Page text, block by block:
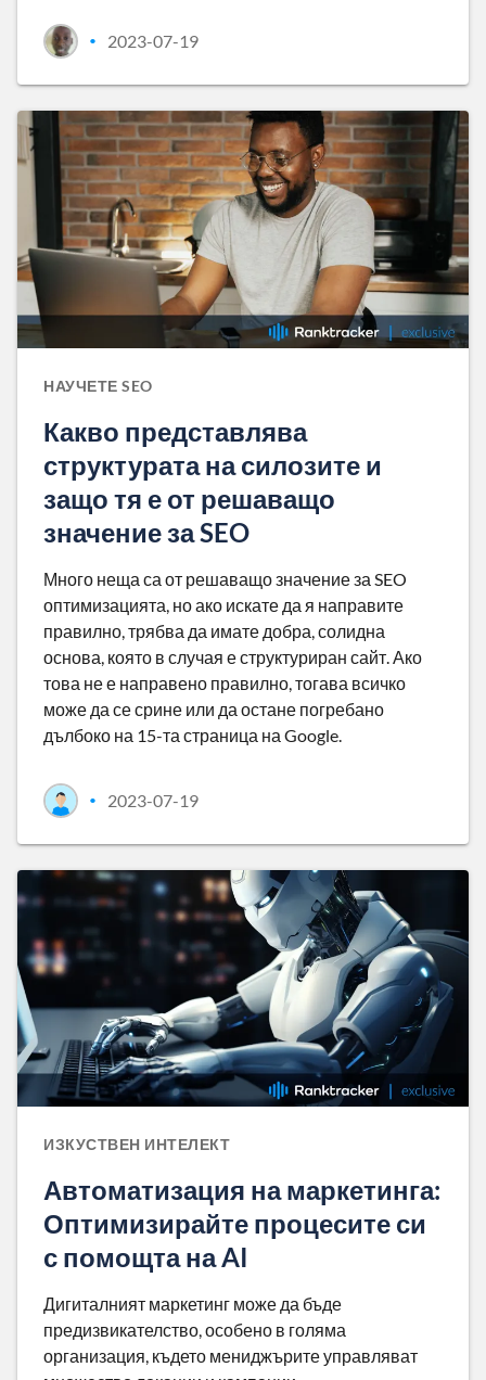
• 2023-07-19
НАУЧЕТЕ SEO
Какво представлява
структурата на силозите и
защо тя е от решаващо
значение за SEO
Много неща са от решаващо значение за SEO
оптимизацията, но ако искате да я направите
правилно, трябва да имате добра, солидна
основа, която в случая е структуриран сайт. Ако
това не е направено правилно, тогава всичко
може да се срине или да остане погребано
дълбоко на 15-та страница на Google.
• 2023-07-19
ИЗКУСТВЕН ИНТЕЛЕКТ
Автоматизация на маркетинга:
Оптимизирайте процесите си
с помощта на AI
Дигиталният маркетинг може да бъде
предизвикателство, особено в голяма
организация, където мениджърите управляват